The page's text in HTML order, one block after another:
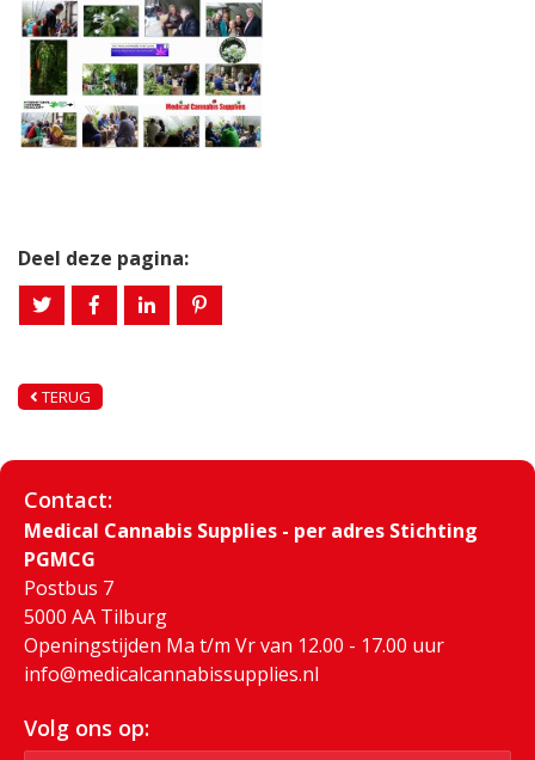
Deel deze pagina:
TERUG
Contact:
Medical Cannabis Supplies - per adres Stichting
PGMCG
Postbus 7
5000 AA Tilburg
Openingstijden Ma t/m Vr van 12.00 - 17.00 uur
info@medicalcannabissupplies.nl
Volg ons op: